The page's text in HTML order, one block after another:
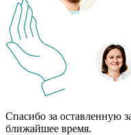
Спасибо за оставленную
ближайшее время.